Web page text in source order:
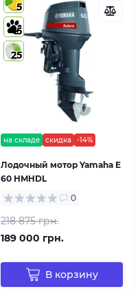
на складе скидка -14%
Лодочный мотор Yamaha E
60 HMHDL
5
5
25
0
218 875 грн.
189 000 грн.
В корзину